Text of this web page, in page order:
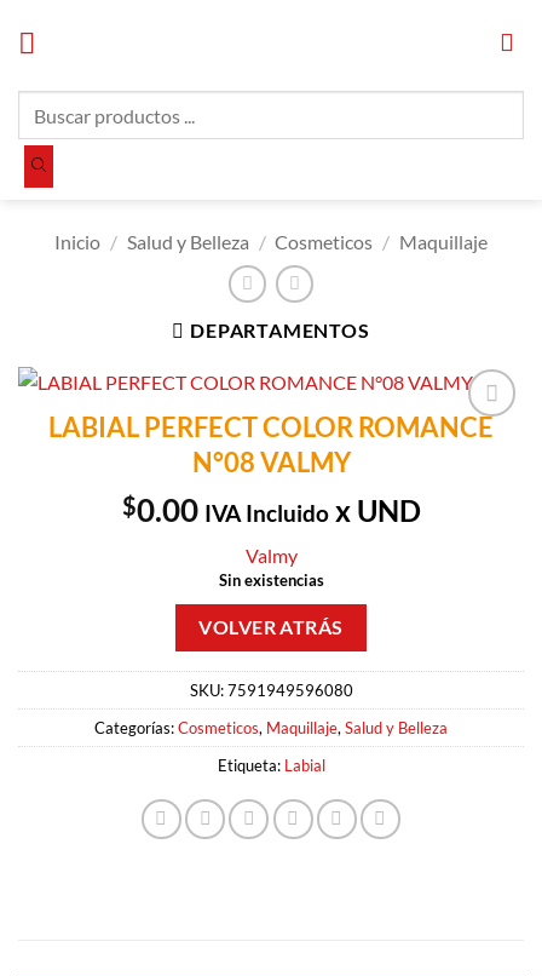
productos
Inicio / Salud y Belleza / Cosmeticos / Maquillaje
DEPARTAMENTOS
Añadir a
LABIAL PERFECT COLOR ROMANCE
N°08 VALMY
$0.00 IVA Incluidox UND
Valmy
Sin existencias
SKU:7591949596080
Categorías:Cosmeticos, Maquillaje, Salud y Belleza
Etiqueta: Labial